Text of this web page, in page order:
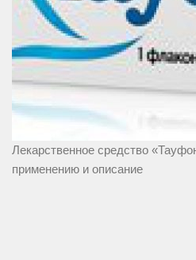
Лекарственное средство
применению и описание